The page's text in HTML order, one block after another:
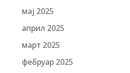
мај 2025
април 2025
март 2025
фебруар 2025